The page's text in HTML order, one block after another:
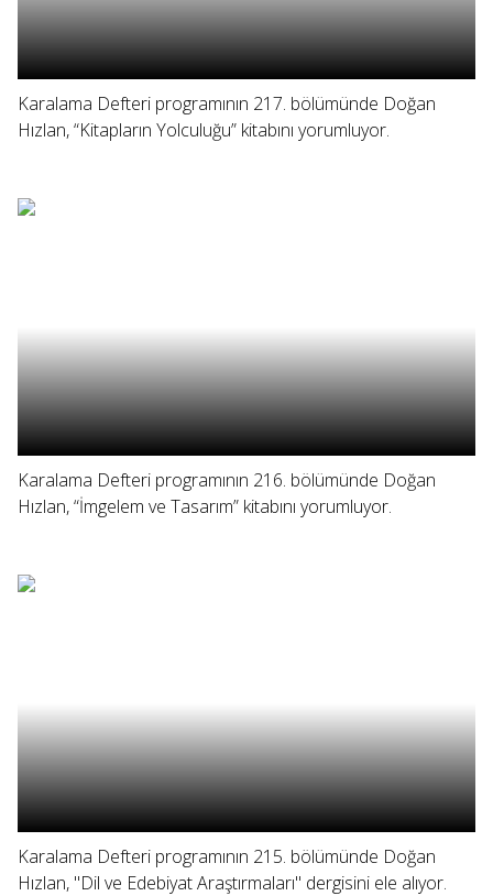
Karalama Defteri programının 217. bölümünde Doğan
Hızlan, “Kitapların Yolculuğu” kitabını yorumluyor.
Karalama Defteri programının 216. bölümünde Doğan
Hızlan, “İmgelem ve Tasarım” kitabını yorumluyor.
Karalama Defteri programının 215. bölümünde Doğan
Hızlan, "Dil ve Edebiyat Araştırmaları" dergisini ele alıyor.